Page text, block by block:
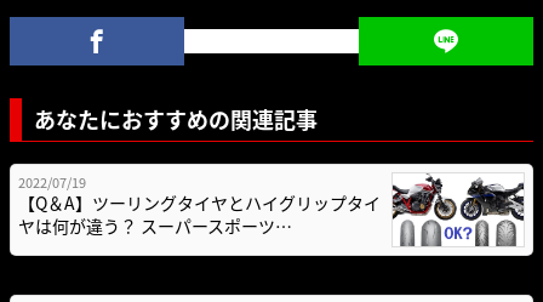
あなたにおすすめの関連記事
2022/07/19
【Q＆A】ツーリングタイヤとハイグリップタイ
ヤは何が違う？ スーパースポーツ…